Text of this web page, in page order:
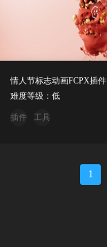
情人节标志动画FCPX插件
难度等级：低
插件 工具
1